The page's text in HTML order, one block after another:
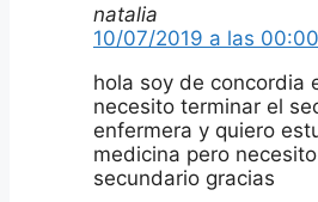
natalia
10/07/2019 a las 00:00
hola soy de concordia
necesito terminar el
enfermera y quiero
medicina pero
secundario gracias